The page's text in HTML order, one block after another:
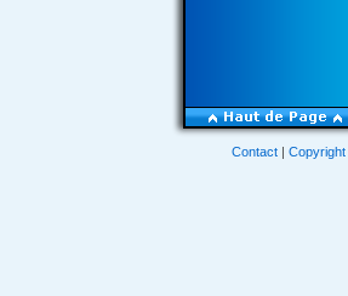
Contact Copyright